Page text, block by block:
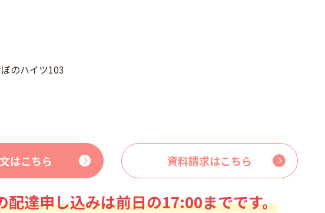
のハイツ103
はこちら 資料請求はこちら
達申し込みは前日の17:00までです。